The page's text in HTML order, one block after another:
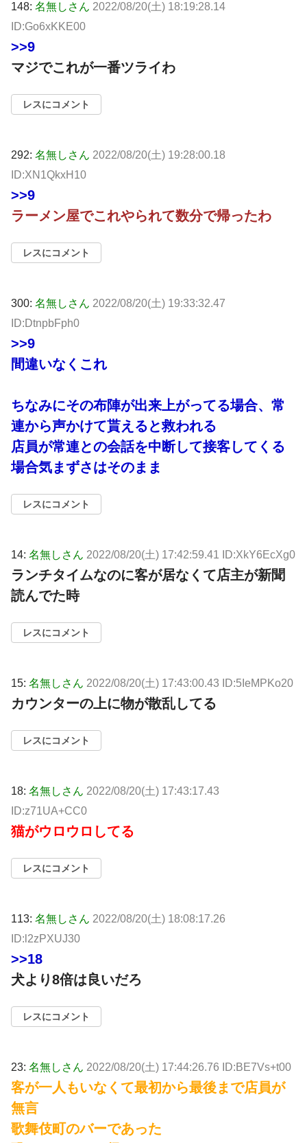
148: 名無しさん 2022/08/20(土) 18:19:28.14
ID:Go6xKKE00
>>9
マジでこれが一番ツライわ
レスにコメント
292: 名無しさん 2022/08/20(土) 19:28:00.18
ID:XN1QkxH10
>>9
ラーメン屋でこれやられて数分で帰ったわ
レスにコメント
300: 名無しさん 2022/08/20(土) 19:33:32.47
ID:DtnpbFph0
>>9
間違いなくこれ
ちなみにその布陣が出来上がってる場合、常
連から声かけて貰えると救われる
店員が常連との会話を中断して接客してくる
場合気まずさはそのまま
レスにコメント
14: 名無しさん 2022/08/20(土) 17:42:59.41 ID:XkY6EcXg0
ランチタイムなのに客が居なくて店主が新聞
読んでた時
レスにコメント
15: 名無しさん 2022/08/20(土) 17:43:00.43 ID:5IeMPKo20
カウンターの上に物が散乱してる
レスにコメント
18: 名無しさん 2022/08/20(土) 17:43:17.43
ID:z71UA+CC0
猫がウロウロしてる
レスにコメント
113: 名無しさん 2022/08/20(土) 18:08:17.26
ID:l2zPXUJ30
>>18
犬より8倍は良いだろ
レスにコメント
23: 名無しさん 2022/08/20(土) 17:44:26.76 ID:BE7Vs+t00
客が一人もいなくて最初から最後まで店員が
無言
歌舞伎町のバーであった